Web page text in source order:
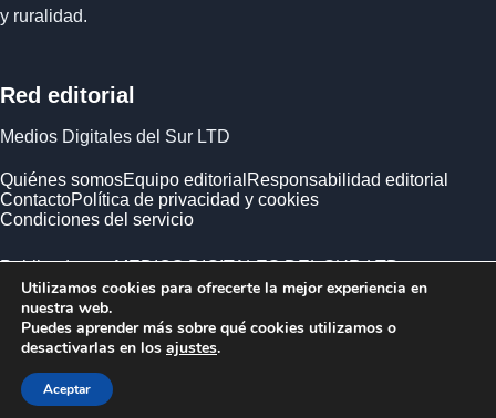
y ruralidad.
Red editorial
Medios Digitales del Sur LTD
Quiénes somosEquipo editorial Responsabilidad editorial
ContactoPolítica de privacidad y cookies
Condiciones del servicio
Publicado por MEDIOS DIGITALES DEL SUR LTD ·
Empresa registrada en Inglaterra y Gales.
Utilizamos cookies para ofrecerte la mejor experiencia en
nuestra web.
Puedes aprender más sobre qué cookies utilizamos o
desactivarlas en los ajustes.
Aceptar